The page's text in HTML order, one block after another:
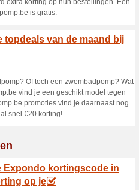
Stemmen:
melding voor
in deze